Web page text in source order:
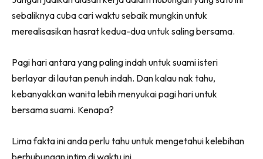
sebaliknya cuba cari waktu sebaik mungkin untuk
merealisasikan hasrat kedua-dua untuk saling bersama.
Pagi hari antara yang paling indah untuk suami isteri
berlayar di lautan penuh indah. Dan kalau nak tahu,
kebanyakkan wanita lebih menyukai pagi hari untuk
bersama suami. Kenapa?
Lima fakta ini anda perlu tahu untuk mengetahui kelebihan
berhubungan intim di waktu ini.